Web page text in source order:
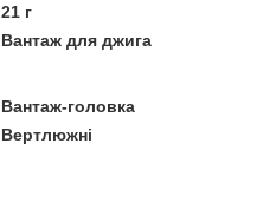
21 г
Вантаж для джига
Вантаж-головка
Вертлюжні